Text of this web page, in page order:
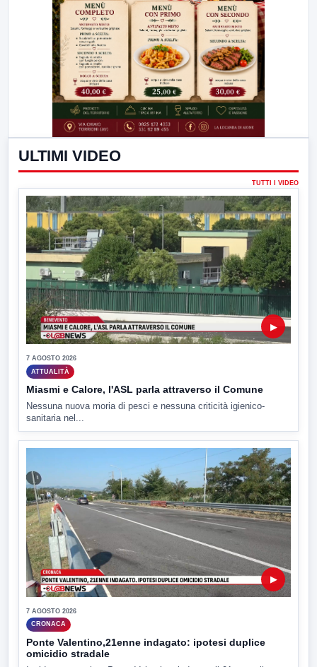
ULTIMI VIDEO
TUTTI I VIDEO
▶
7 AGOSTO 2026
ATTUALITÀ
Miasmi e Calore, l'ASL parla attraverso il Comune
Nessuna nuova moria di pesci e nessuna criticità igienico-
sanitaria nel...
▶
7 AGOSTO 2026
CRONACA
Ponte Valentino,21enne indagato: ipotesi duplice
omicidio stradale